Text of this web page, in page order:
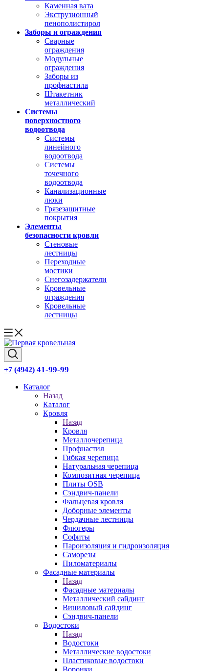
Каменная вата
Экструзионный
пенополистирол
Заборы и ограждения
Сварные
ограждения
Модульные
ограждения
Заборы из
профнастила
Штакетник
металлический
Системы
поверхностного
водоотвода
Системы
линейного
водоотвода
Системы
точечного
водоотвода
Канализационные
люки
Грязезащитные
покрытия
Элементы
безопасности кровли
Стеновые
лестницы
Переходные
мостики
Снегозадержатели
Кровельные
ограждения
Кровельные
лестницы
+7 (4942) 41-99-99
Каталог
Назад
Каталог
Кровля
Назад
Кровля
Металлочерепица
Профнастил
Гибкая черепица
Натуральная черепица
Композитная черепица
Плиты OSB
Сэндвич-панели
Фальцевая кровля
Доборные элементы
Чердачные лестницы
Флюгеры
Софиты
Пароизоляция и гидроизоляция
Саморезы
Пиломатериалы
Фасадные материалы
Назад
Фасадные материалы
Металлический сайдинг
Виниловый сайдинг
Сэндвич-панели
Водостоки
Назад
Водостоки
Металлические водостоки
Пластиковые водостоки
Воронки